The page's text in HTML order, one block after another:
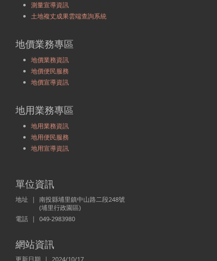
測量宣導資訊
土地複丈成果雲端查詢系統
地價業務專區
地價業務資訊
地價便民服務
地價宣導資訊
地用業務專區
地用業務資訊
地用便民服務
地用宣導資訊
單位資訊
地址
南投縣埔里鎮中山路二段248號
(埔里行政園區)
電話
049-2983980
網站資訊
更新日期 2024/10/17